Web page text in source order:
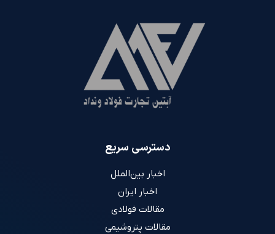
دسترسی سریع
اخبار بین‌الملل
اخبار ایران
مقالات فولادی
مقالات پتروشیمی